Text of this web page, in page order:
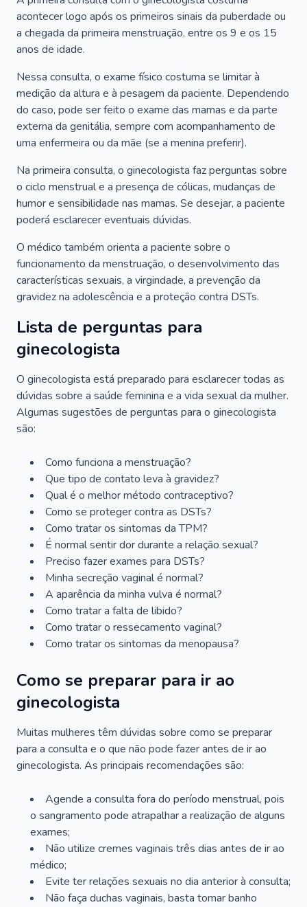
acontecer logo após os primeiros sinais da puberdade ou
a chegada da primeira menstruação, entre os 9 e os 15
anos de idade.
Nessa consulta, o exame físico costuma se limitar à
medição da altura e à pesagem da paciente. Dependendo
do caso, pode ser feito o exame das mamas e da parte
externa da genitália, sempre com acompanhamento de
uma enfermeira ou da mãe (se a menina preferir).
Na primeira consulta, o ginecologista faz perguntas sobre
o ciclo menstrual e a presença de cólicas, mudanças de
humor e sensibilidade nas mamas. Se desejar, a paciente
poderá esclarecer eventuais dúvidas.
O médico também orienta a paciente sobre o
funcionamento da menstruação, o desenvolvimento das
características sexuais, a virgindade, a prevenção da
gravidez na adolescência e a proteção contra DSTs.
Lista de perguntas para
ginecologista
O ginecologista está preparado para esclarecer todas as
dúvidas sobre a saúde feminina e a vida sexual da mulher.
Algumas sugestões de perguntas para o ginecologista
são:
Como funciona a menstruação?
Que tipo de contato leva à gravidez?
Qual é o melhor método contraceptivo?
Como se proteger contra as DSTs?
Como tratar os sintomas da TPM?
É normal sentir dor durante a relação sexual?
Preciso fazer exames para DSTs?
Minha secreção vaginal é normal?
A aparência da minha vulva é normal?
Como tratar a falta de libido?
Como tratar o ressecamento vaginal?
Como tratar os sintomas da menopausa?
Como se preparar para ir ao
ginecologista
Muitas mulheres têm dúvidas sobre como se preparar
para a consulta e o que não pode fazer antes de ir ao
ginecologista. As principais recomendações são:
Agende a consulta fora do período menstrual, pois
o sangramento pode atrapalhar a realização de alguns
exames;
Não utilize cremes vaginais três dias antes de ir ao
médico;
Evite ter relações sexuais no dia anterior à consulta;
Não faça duchas vaginais, basta tomar banho